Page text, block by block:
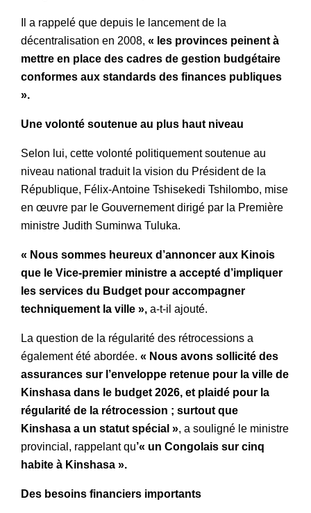
Il a rappelé que depuis le lancement de la
décentralisation en 2008, « les provinces peinent à
mettre en place des cadres de gestion budgétaire
conformes aux standards des finances publiques
».
Une volonté soutenue au plus haut niveau
Selon lui, cette volonté politiquement soutenue au
niveau national traduit la vision du Président de la
République, Félix-Antoine Tshisekedi Tshilombo, mise
en œuvre par le Gouvernement dirigé par la Première
ministre Judith Suminwa Tuluka.
« Nous sommes heureux d’annoncer aux Kinois
que le Vice-premier ministre a accepté d’impliquer
les services du Budget pour accompagner
techniquement la ville », a-t-il ajouté.
La question de la régularité des rétrocessions a
également été abordée. « Nous avons sollicité des
assurances sur l’enveloppe retenue pour la ville de
Kinshasa dans le budget 2026, et plaidé pour la
régularité de la rétrocession ; surtout que
Kinshasa a un statut spécial », a souligné le ministre
provincial, rappelant qu’« un Congolais sur cinq
habite à Kinshasa ».
Des besoins financiers importants